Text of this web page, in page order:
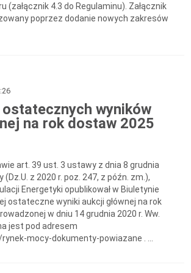
(załącznik 4.3 do Regulaminu). Załącznik
poprzez dodanie nowych zakresów
ostatecznych wyników
na rok dostaw 2025
art. 39 ust. 3 ustawy z dnia 8 grudnia
(Dz.U. z 2020 r. poz. 247, z późn. zm.),
Energetyki opublikował w Biuletynie
ostateczne wyniki aukcji głównej na rok
w dniu 14 grudnia 2020 r. Ww.
jest pod adresem
mocy-dokumenty-powiazane . ...